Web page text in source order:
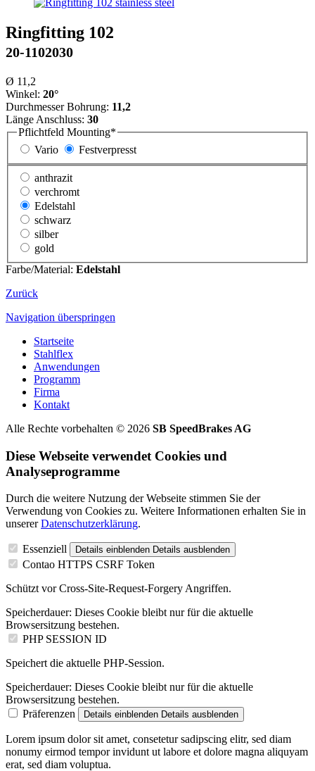
Ringfitting 102
20-1102030
Ø 11,2
Winkel: 20°
Durchmesser Bohrung: 11,2
Länge Anschluss: 30
Pflichtfeld Mounting*
Vario
Festverpresst
anthrazit
verchromt
Edelstahl
schwarz
silber
gold
Farbe/Material: Edelstahl
Zurück
Navigation überspringen
Startseite
Stahlflex
Anwendungen
Programm
Firma
Kontakt
Alle Rechte vorbehalten © 2026 SB SpeedBrakes AG
Diese Webseite verwendet Cookies und
Analyseprogramme
Durch die weitere Nutzung der Webseite stimmen Sie der
Verwendung von Cookies zu. Weitere Informationen erhalten Sie in
unsererDatenschutzerklärung.
Essenziell Details einblenden Details ausblenden
Contao HTTPS CSRF Token
Schützt vor Cross-Site-Request-Forgery Angriffen.
Speicherdauer: Dieses Cookie bleibt nur für die aktuelle
Browsersitzung bestehen.
PHP SESSION ID
Speichert die aktuelle PHP-Session.
Speicherdauer: Dieses Cookie bleibt nur für die aktuelle
Browsersitzung bestehen.
Präferenzen
Details einblenden Details ausblenden
Lorem ipsum dolor sit amet, consetetur sadipscing elitr, sed diam
nonumy eirmod tempor invidunt ut labore et dolore magna aliquyam
erat, sed diam voluptua.